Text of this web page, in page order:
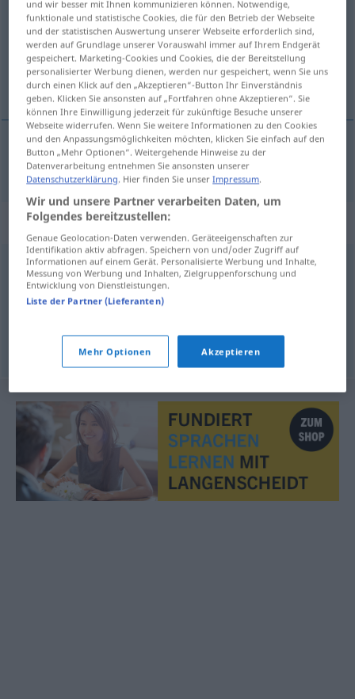
Übersicht aller Übersetzungen
(Für mehr Details die Übersetzung anklicken/antippen)
штитити
штитити beschützen
Synonyme für "beschützen"
schützen,sichern
© OpenThesaurus.de
und wir besser mit Ihnen kommunizieren können. Notwendige,
funktionale und statistische Cookies, die für den Betrieb der Webseite
und der statistischen Auswertung unserer Webseite erforderlich sind,
werden auf Grundlage unserer Vorauswahl immer auf Ihrem Endgerät
gespeichert. Marketing-Cookies und Cookies, die der Bereitstellung
personalisierter Werbung dienen, werden nur gespeichert, wenn Sie uns
durch einen Klick auf den „Akzeptieren“-Button Ihr Einverständnis
geben. Klicken Sie ansonsten auf „Fortfahren ohne Akzeptieren“. Sie
können Ihre Einwilligung jederzeit für zukünftige Besuche unserer
Webseite widerrufen. Wenn Sie weitere Informationen zu den Cookies
und den Anpassungsmöglichkeiten möchten, klicken Sie einfach auf den
Button „Mehr Optionen“. Weitergehende Hinweise zu der
Datenverarbeitung entnehmen Sie ansonsten unserer
Datenschutzerklärung. Hier finden Sie unserImpressum.
Wir und unsere Partner verarbeiten Daten, um
Folgendes bereitzustellen:
Genaue Geolocation-Daten verwenden. Geräteeigenschaften zur
Identifikation aktiv abfragen. Speichern von und/oder Zugriff auf
Informationen auf einem Gerät. Personalisierte Werbung und Inhalte,
Messung von Werbung und Inhalten, Zielgruppenforschung und
Entwicklung von Dienstleistungen.
Liste der Partner (Lieferanten)
Mehr Optionen Akzeptieren